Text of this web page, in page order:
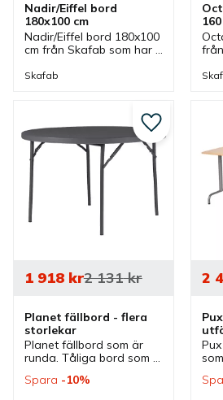
Nadir/Eiffel bord
180x100 cm
Nadir/Eiffel bord 180x100
cm från Skafab som har
bord som passar bra
Skafab
Planet fällbord - flera
storlekar
Planet fällbord som är
runda. Tåliga bord som
catering men även som
1 918kr2 131kr
Spara 10%
Lägg till i
bra
2